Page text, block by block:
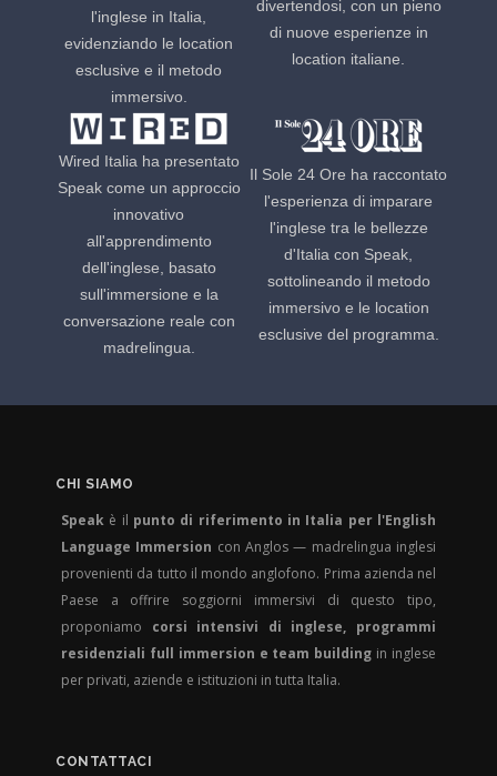
l'inglese in Italia,
evidenziando le location
esclusive e il metodo
immersivo.
divertendosi, con un pieno
di nuove esperienze in
location italiane.
Wired Italia ha presentato
Speak come un approccio
innovativo
all'apprendimento
dell'inglese, basato
sull'immersione e la
conversazione reale con
madrelingua.
Il Sole 24 Ore ha raccontato
l'esperienza di imparare
l'inglese tra le bellezze
d'Italia con Speak,
sottolineando il metodo
immersivo e le location
esclusive del programma.
CHI SIAMO
Speak è il punto di riferimento in Italia per l'English
Language Immersion con Anglos — madrelingua inglesi
provenienti da tutto il mondo anglofono. Prima azienda nel
Paese a offrire soggiorni immersivi di questo tipo,
proponiamo corsi intensivi di inglese, programmi
residenziali full immersion e team building in inglese
per privati, aziende e istituzioni in tutta Italia.
CONTATTACI